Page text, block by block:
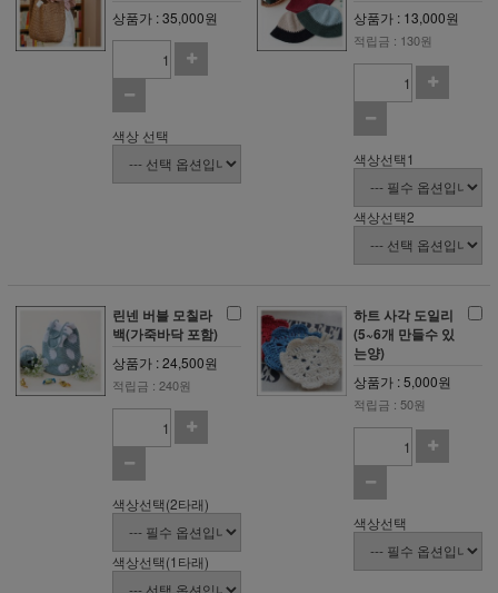
상품가 : 35,000원
색상 선택
상품가 : 13,000원
적립금 : 130원
색상선택1
색상선택2
린넨 버블 모칠라
백(가죽바닥 포함)
상품가 : 24,500원
적립금 : 240원
색상선택(2타래)
색상선택(1타래)
하트 사각 도일리
(5~6개 만들수 있
는양)
상품가 : 5,000원
적립금 : 50원
색상선택